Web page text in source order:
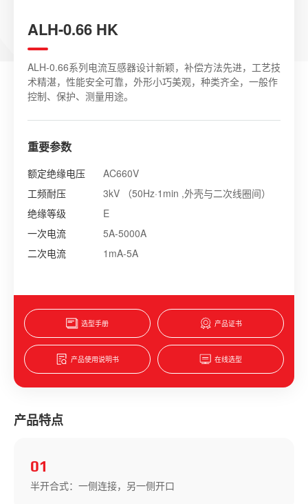
ALH-0.66 HK
ALH-0.66系列电流互感器设计新颖，补偿方法先进，工艺技
术精湛，性能安全可靠，外形小巧美观，种类齐全，一般作
控制、保护、测量用途。
重要参数
额定绝缘电压
AC660V
工频耐压
3kV （50Hz·1min ,外壳与二次线圈间）
绝缘等级
E
一次电流
5A-5000A
二次电流
1mA-5A
选型手册 产品证书
产品使用说明书 在线选型
产品特点
02
卡扣固定：确保安装快速、高效